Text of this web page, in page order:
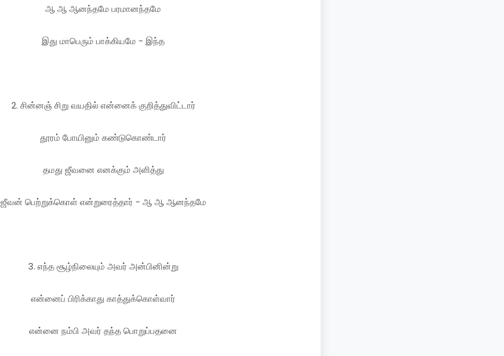
ஆ ஆ ஆனந்தமே பரமானந்தமே
இது மாபெரும் பாக்கியமே - இந்த
2. சின்னஞ் சிறு வயதில் என்னைக் குறித்துவிட்டார்
தூரம் போயினும் கண்டுகொண்டார்
தமது ஜீவனை எனக்கும் அளித்து
ஜீவன் பெற்றுக்கொள் என்றுரைத்தார் - ஆ ஆ ஆனந்தமே
3. எந்த சூழ்நிலையும் அவர் அன்பினின்று
என்னைப் பிரிக்காது காத்துக்கொள்வார்
என்னை நம்பி அவர் தந்த பொறுப்பதனை